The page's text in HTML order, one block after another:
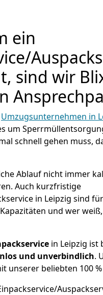
ein
sind wir
Umzugsunternehmen in
um
schnell gehen muss,
Ablauf nicht immer
Auch kurzfristige
in Leipzig sind
und wer
in Leipzig ist
und unverbindlich.
unserer beliebten 100